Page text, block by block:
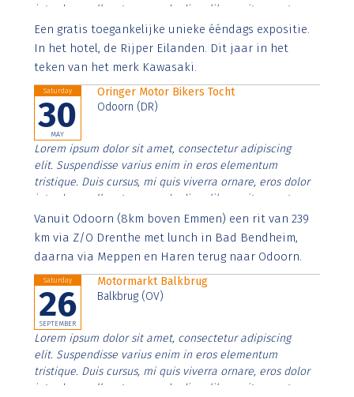
interdum nulla, ut commodo diam libero vitae erat.
Aenean faucibus nibh et justo cursus id rutrum lorem
imperdiet. Nunc ut sem vitae risus tristique posuere.
Een gratis toegankelijke unieke ééndags expositie.
In het hotel, de Rijper Eilanden. Dit jaar in het
teken van het merk Kawasaki.
Saturday
30
MAY
Oringer Motor Bikers Tocht
Odoorn (DR)
Lorem ipsum dolor sit amet, consectetur adipiscing
elit. Suspendisse varius enim in eros elementum
tristique. Duis cursus, mi quis viverra ornare, eros dolor
interdum nulla, ut commodo diam libero vitae erat.
Aenean faucibus nibh et justo cursus id rutrum lorem
imperdiet. Nunc ut sem vitae risus tristique posuere.
Vanuit Odoorn (8km boven Emmen) een rit van 239
km via Z/O Drenthe met lunch in Bad Bendheim,
daarna via Meppen en Haren terug naar Odoorn.
Saturday
26
SEPTEMBER
Motormarkt Balkbrug
Balkbrug (OV)
Lorem ipsum dolor sit amet, consectetur adipiscing
elit. Suspendisse varius enim in eros elementum
tristique. Duis cursus, mi quis viverra ornare, eros dolor
interdum nulla, ut commodo diam libero vitae erat.